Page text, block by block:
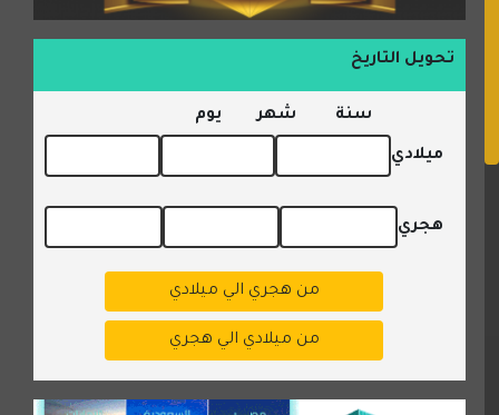
تحويل التاريخ
سنة شهر يوم
ميلادي
هجري
من هجري الي ميلادي
من ميلادي الي هجري